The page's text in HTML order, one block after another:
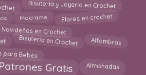
Bisuteria y Joyeria en Crochet
Macrame Flores en crochet
en Crochet
Bisutería en Crochet Alfombras
para Bebes
Gratis Almohadas